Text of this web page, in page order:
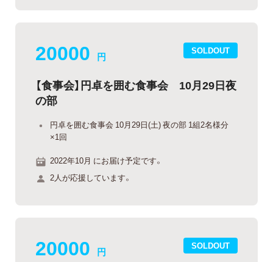
SOLDOUT
20000 円
【食事会】円卓を囲む食事会 10月29日夜
の部
円卓を囲む食事会 10月29日(土) 夜の部 1組2名様分
×1回
2022年10月 にお届け予定です。
2人が応援しています。
SOLDOUT
20000 円